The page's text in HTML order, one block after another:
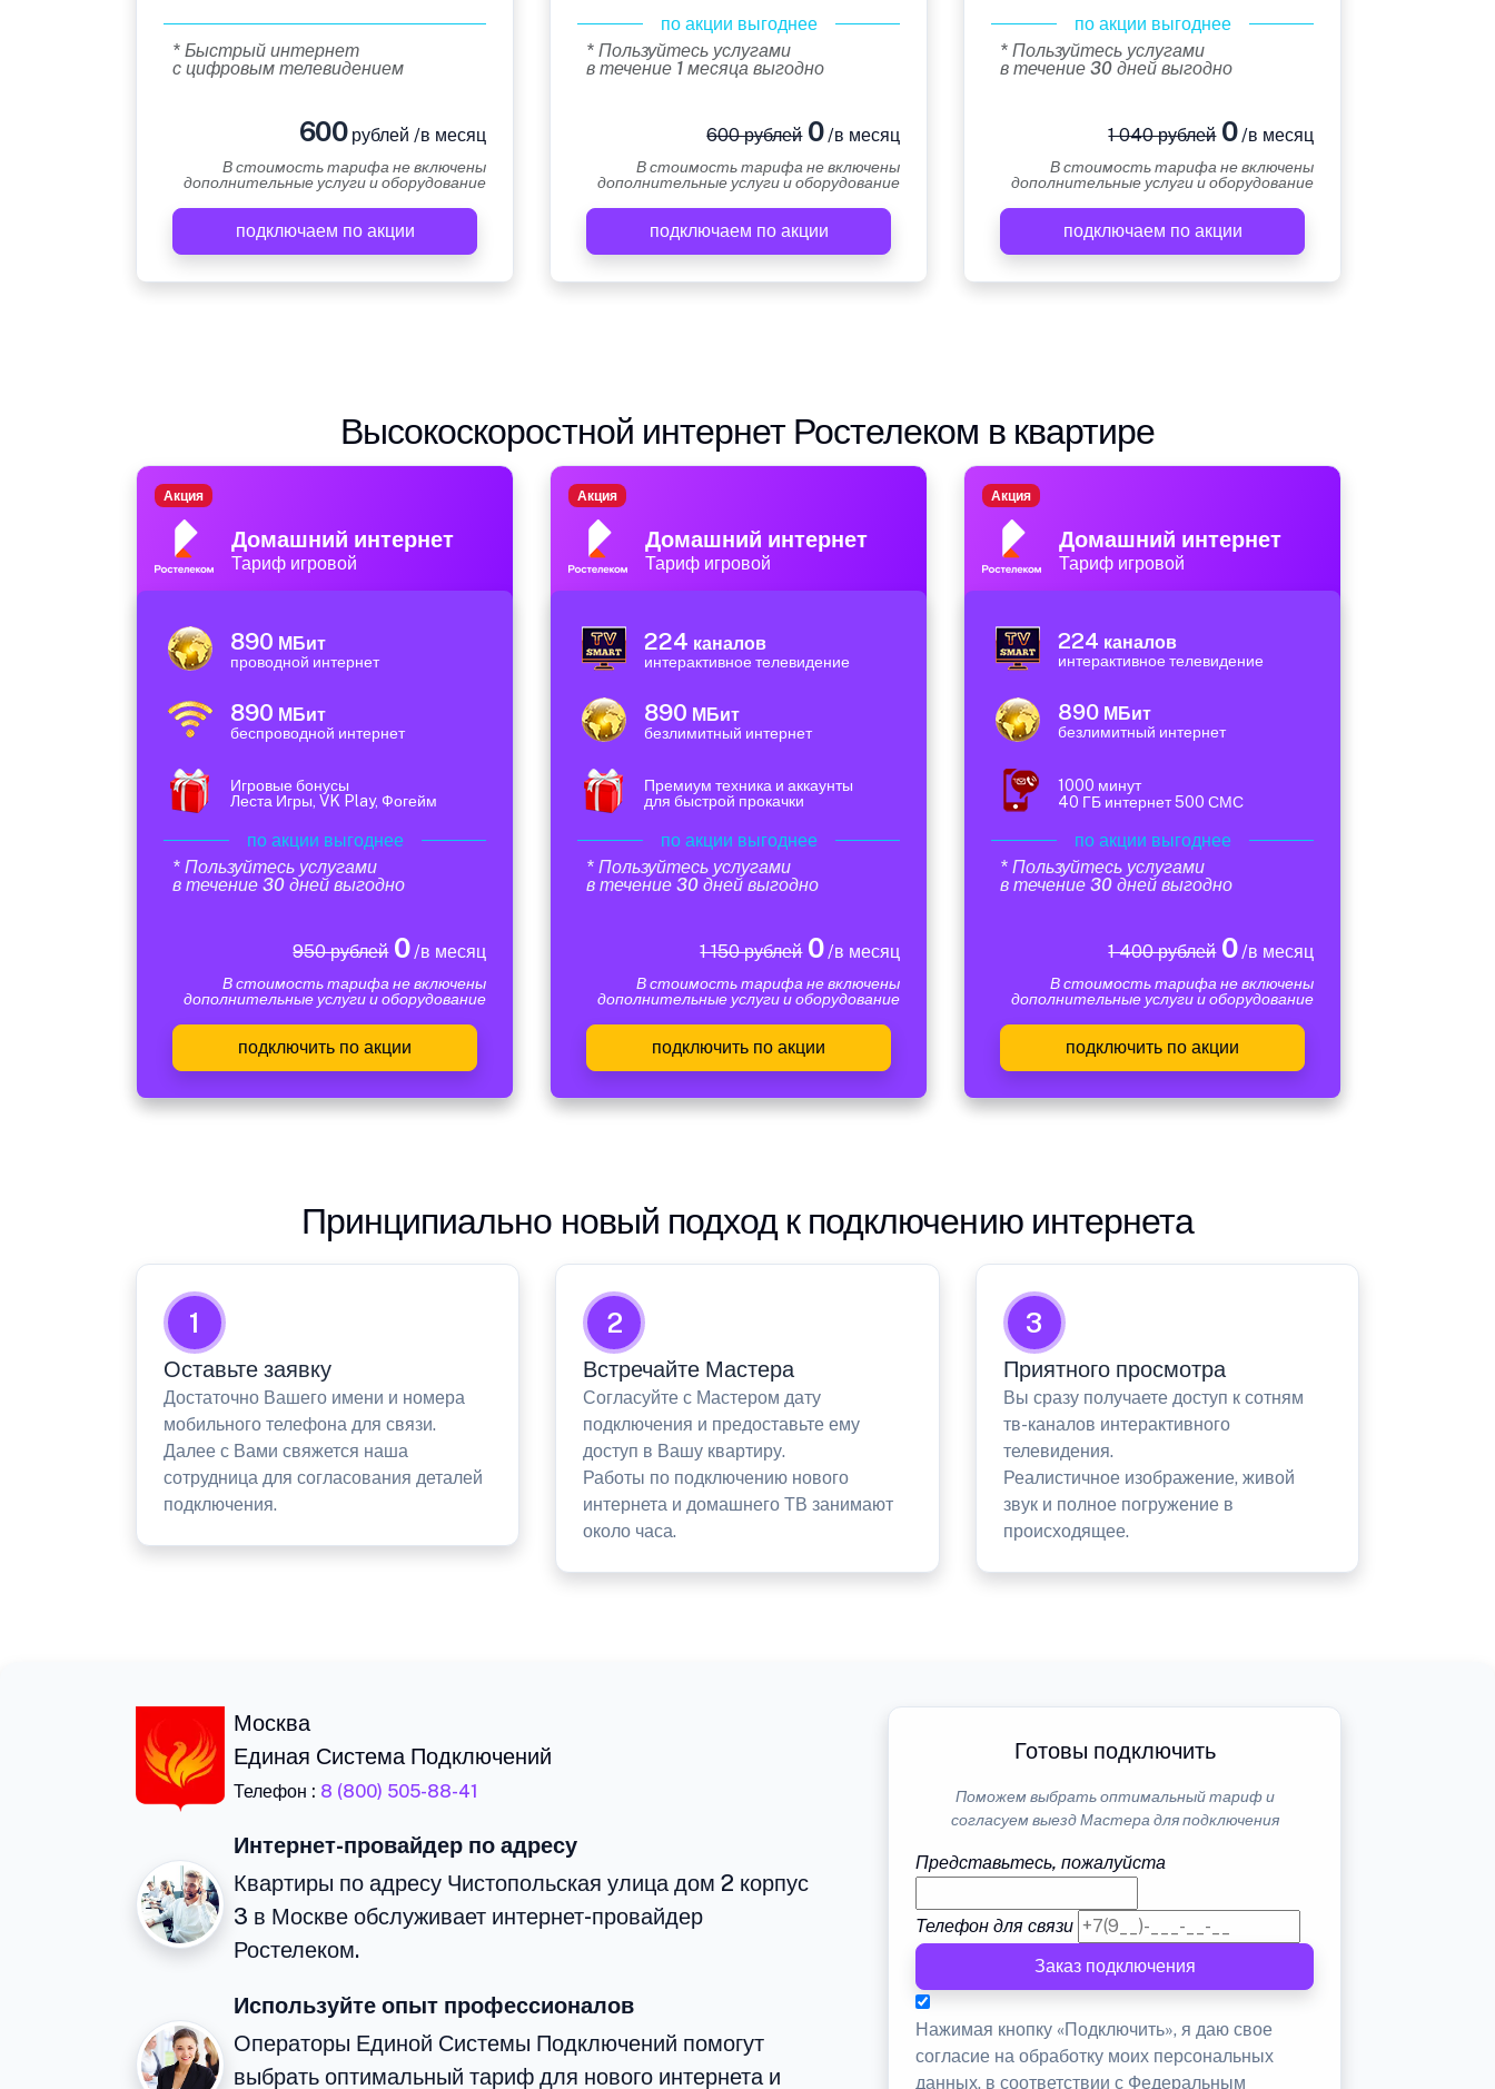
* Быстрый интернет
с цифровым телевидением
600рублей /в месяц
В стоимость тарифа не включены
дополнительные услуги и оборудование
подключаем по акции
по акции выгоднее
* Пользуйтесь услугами
в течение 1 месяца выгодно
600 рублей0/в месяц
В стоимость тарифа не включены
дополнительные услуги и оборудование
подключаем по акции
по акции выгоднее
* Пользуйтесь услугами
в течение 30 дней выгодно
1 040 рублей0/в месяц
В стоимость тарифа не включены
дополнительные услуги и оборудование
подключаем по акции
Высокоскоростной интернет Ростелеком в квартире
Домашний интернет
Тариф игровой
Акция
890 МБит
проводной интернет
890 МБит
беспроводной интернет
Игровые бонусы
Леста Игры, VK Play, Фогейм
по акции выгоднее
* Пользуйтесь услугами
в течение 30 дней выгодно
950 рублей0/в месяц
В стоимость тарифа не включены
дополнительные услуги и оборудование
подключить по акции
Домашний интернет
Тариф игровой
Акция
224 каналов
интерактивное телевидение
890 МБит
безлимитный интернет
Премиум техника и аккаунты
для быстрой прокачки
по акции выгоднее
* Пользуйтесь услугами
в течение 30 дней выгодно
1 150 рублей0/в месяц
В стоимость тарифа не включены
дополнительные услуги и оборудование
подключить по акции
Домашний интернет
Тариф игровой
Акция
224 каналов
интерактивное телевидение
890 МБит
безлимитный интернет
1000 минут
40 ГБ интернет 500 СМС
по акции выгоднее
* Пользуйтесь услугами
в течение 30 дней выгодно
1 400 рублей0/в месяц
В стоимость тарифа не включены
дополнительные услуги и оборудование
подключить по акции
Принципиально новый подход к подключению интернета
1
Оставьте заявку
Достаточно Вашего имени и номера
мобильного телефона для связи.
Далее с Вами свяжется наша
сотрудница для согласования деталей
подключения.
2
Встречайте Мастера
Согласуйте с Мастером дату
подключения и предоставьте ему
доступ в Вашу квартиру.
Работы по подключению нового
интернета и домашнего ТВ занимают
около часа.
3
Приятного просмотра
Вы сразу получаете доступ к сотням
тв-каналов интерактивного
телевидения.
Реалистичное изображение, живой
звук и полное погружение в
происходящее.
Москва
Единая Система Подключений
Телефон : 8 (800) 505-88-41
Интернет-провайдер по адресу
Квартиры по адресу Чистопольская улица дом 2 корпус
3 в Москве обслуживает интернет-провайдер
Ростелеком.
Используйте опыт профессионалов
Операторы Единой Системы Подключений помогут
выбрать оптимальный тариф для нового интернета и
Готовы подключить
Поможем выбрать оптимальный тариф и
согласуем выезд Мастера для подключения
Представьтесь, пожалуйста
Телефон для связи
Заказ подключения
Нажимая кнопку «Подключить», я даю свое
согласие на обработку моих персональных
данных, в соответствии с Федеральным